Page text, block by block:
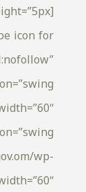
icon for
wp-